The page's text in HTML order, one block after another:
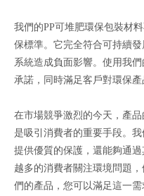
我們的PP可堆肥環保包裝材
保標準。它完全符合可持續
系統造成負面影響。使用我
承諾，同時滿足客戶對環保產
在市場競爭激烈的今天，產
是吸引消費者的重要手段。
提供優質的保護，還能夠通
越多的消費者關注環境問題
們的產品，您可以滿足這一